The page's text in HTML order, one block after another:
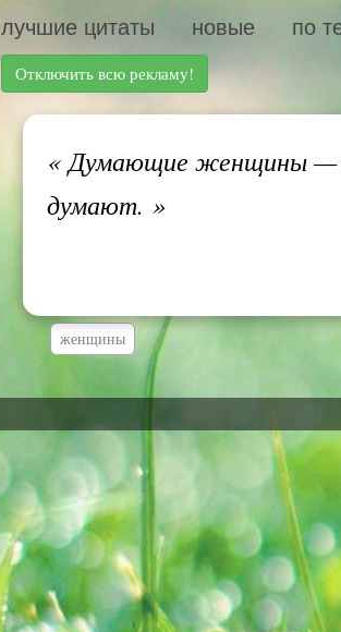
лучшие цитаты новые по
Отключить всю рекламу!
«Думающие женщины —
думают. »
женщины